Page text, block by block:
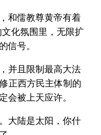
和儒教尊黄帝有着
化氛围里，无限扩
信号。
并且限制最高大法
正西方民主体制的
会被上天应许。
大陆是太阳，你什